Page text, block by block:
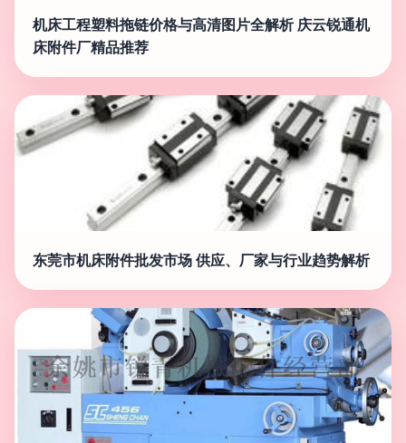
机床工程塑料拖链价格与高清图片全解析 庆云锐通机
床附件厂精品推荐
东莞市机床附件批发市场 供应、厂家与行业趋势解析